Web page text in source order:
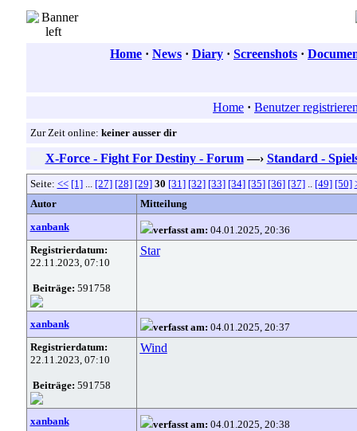
Home · News · Diary · Screenshots ·
Home · Benutzer
Zur Zeit online: keiner ausser dir
X-Force - Fight For Destiny - Forum —› Standard -
Seite: << [1]... [27] [28] [29] 30 [31] [32] [33] [34] [35] [36] [37].. [49] [50]
Autor
Mitteilung
xanbank
verfasst am: 04.01.2025, 20:36
Registrierdatum:
22.11.2023, 07:10
Beiträge: 591758
Star
xanbank verfasst am: 04.01.2025, 20:37
Registrierdatum:
22.11.2023, 07:10
Beiträge: 591758
Wind
xanbank verfasst am: 04.01.2025, 20:38